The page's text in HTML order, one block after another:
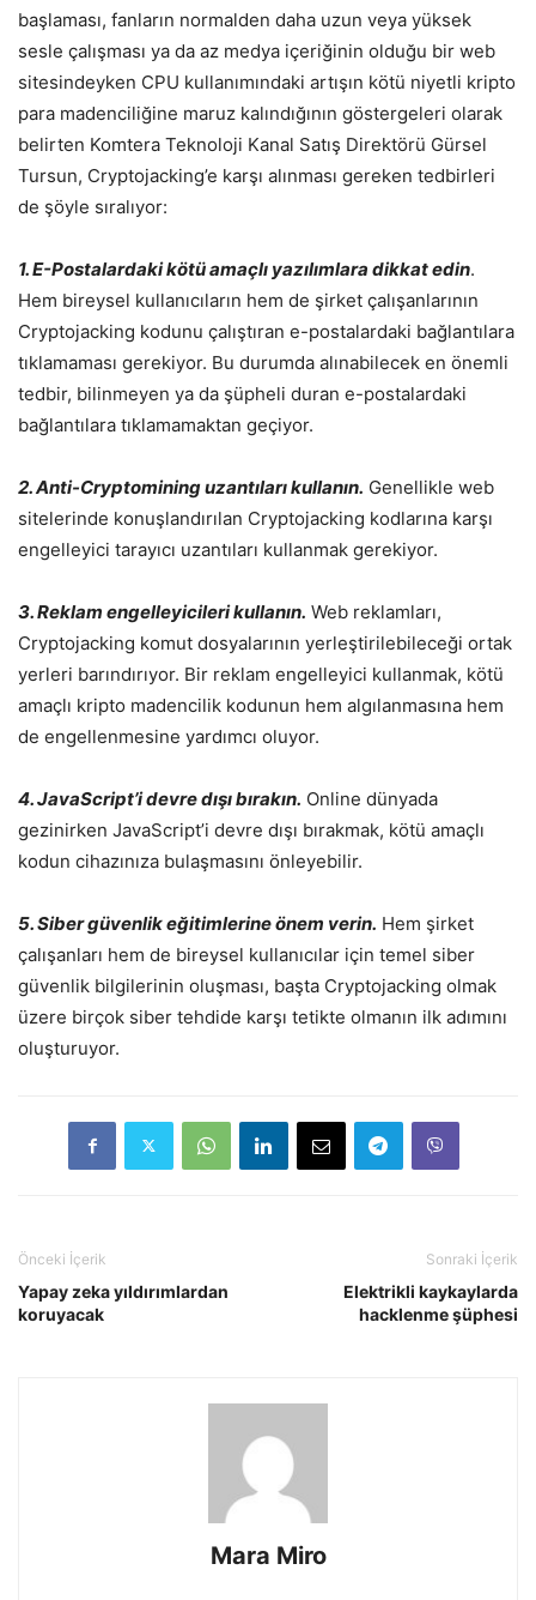
başlaması, fanların normalden daha uzun veya yüksek
sesle çalışması ya da az medya içeriğinin olduğu bir web
sitesindeyken CPU kullanımındaki artışın kötü niyetli kripto
para madenciliğine maruz kalındığının göstergeleri olarak
belirten Komtera Teknoloji Kanal Satış Direktörü Gürsel
Tursun, Cryptojacking’e karşı alınması gereken tedbirleri
de şöyle sıralıyor:
1. E-Postalardaki kötü amaçlı yazılımlara dikkat edin.
Hem bireysel kullanıcıların hem de şirket çalışanlarının
Cryptojacking kodunu çalıştıran e-postalardaki bağlantılara
tıklamaması gerekiyor. Bu durumda alınabilecek en önemli
tedbir, bilinmeyen ya da şüpheli duran e-postalardaki
bağlantılara tıklamamaktan geçiyor.
2. Anti-Cryptomining uzantıları kullanın. Genellikle web
sitelerinde konuşlandırılan Cryptojacking kodlarına karşı
engelleyici tarayıcı uzantıları kullanmak gerekiyor.
3. Reklam engelleyicileri kullanın. Web reklamları,
Cryptojacking komut dosyalarının yerleştirilebileceği ortak
yerleri barındırıyor. Bir reklam engelleyici kullanmak, kötü
amaçlı kripto madencilik kodunun hem algılanmasına hem
de engellenmesine yardımcı oluyor.
4. JavaScript’i devre dışı bırakın. Online dünyada
gezinirken JavaScript’i devre dışı bırakmak, kötü amaçlı
kodun cihazınıza bulaşmasını önleyebilir.
5. Siber güvenlik eğitimlerine önem verin. Hem şirket
çalışanları hem de bireysel kullanıcılar için temel siber
güvenlik bilgilerinin oluşması, başta Cryptojacking olmak
üzere birçok siber tehdide karşı tetikte olmanın ilk adımını
oluşturuyor.
Önceki İçerik
Yapay zeka yıldırımlardan
koruyacak
Sonraki İçerik
Elektrikli kaykaylarda
hacklenme şüphesi
Mara Miro